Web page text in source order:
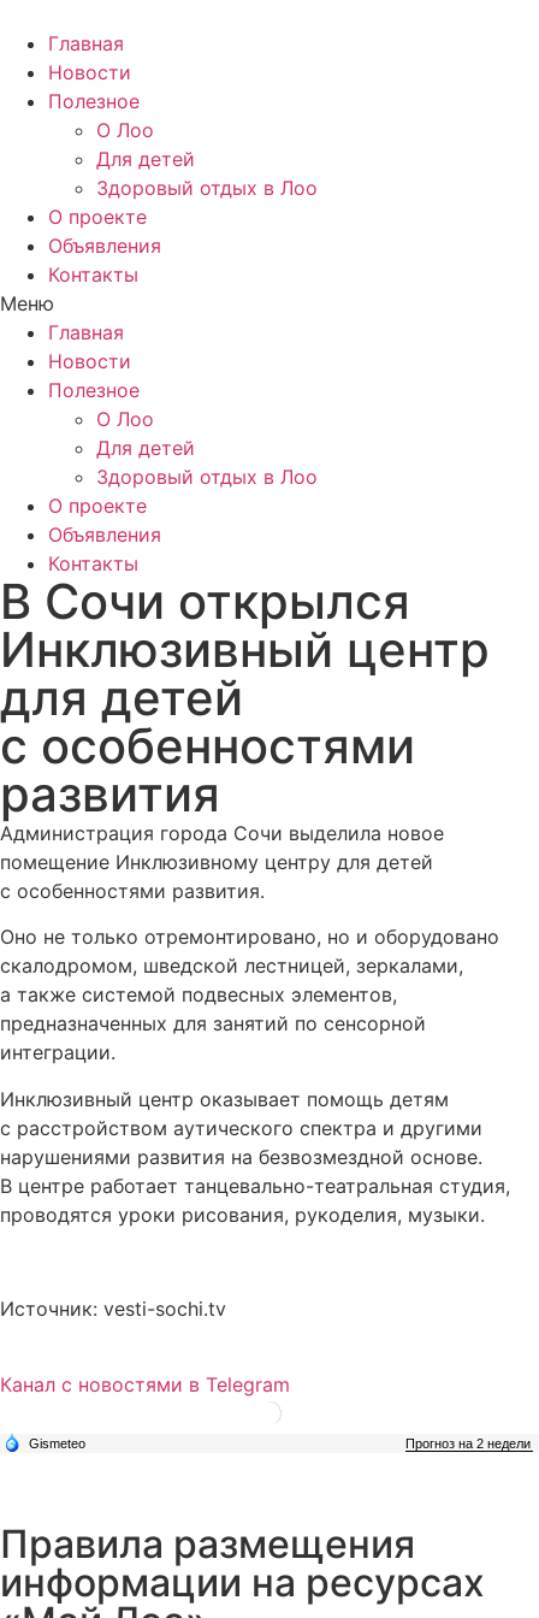
содержимому
Главная
Новости
Полезное
О Лоо
Для детей
Здоровый отдых в Лоо
О проекте
Объявления
Контакты
Меню
Главная
Новости
Полезное
О Лоо
Для детей
Здоровый отдых в Лоо
О проекте
Объявления
Контакты
В Сочи открылся
Инклюзивный центр
для детей
с особенностями
развития
Администрация города Сочи выделила новое
помещение Инклюзивному центру для детей
с особенностями развития.
Оно не только отремонтировано, но и оборудовано
скалодромом, шведской лестницей, зеркалами,
а также системой подвесных элементов,
предназначенных для занятий по сенсорной
интеграции.
Инклюзивный центр оказывает помощь детям
с расстройством аутического спектра и другими
нарушениями развития на безвозмездной основе.
В центре работает танцевально-театральная студия,
проводятся уроки рисования, рукоделия, музыки.
Источник: vesti-sochi.tv
Канал с новостями в Telegram
Правила размещения
информации на ресурсах